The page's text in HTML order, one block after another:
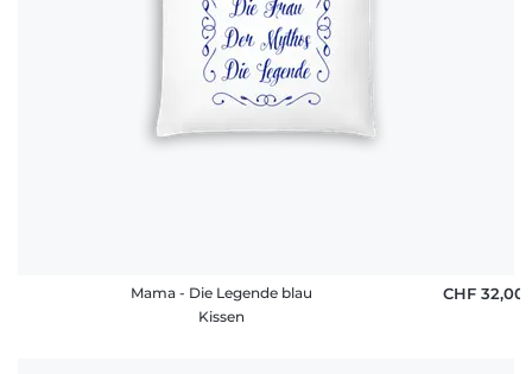
Mama - Die Legende blau
Kissen
CHF 32,00